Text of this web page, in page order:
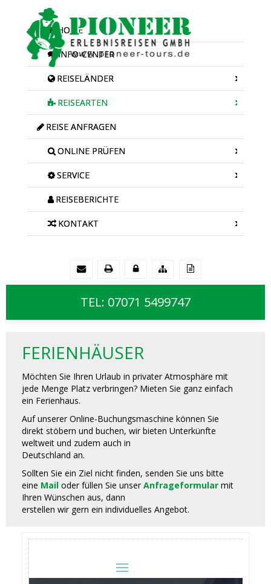
HOME
INFO-CENTER
REISELÄNDER
REISEARTEN
REISE ANFRAGEN
ONLINE PRÜFEN
SERVICE
REISEBERICHTE
KONTAKT
TEL: 07071 5499747
FERIENHÄUSER
Möchten Sie Ihren Urlaub in privater Atmosphäre mit
jede Menge Platz verbringen? Mieten Sie ganz einfach
ein Ferienhaus.
Auf unserer Online-Buchungsmaschine können Sie
direkt stöbern und buchen, wir bieten Unterkünfte
weltweit und zudem auch in
Deutschland an.
Sollten Sie ein Ziel nicht finden, senden Sie uns bitte
eine Mailoder füllen Sie unser Anfrageformularmit
Ihren Wünschen aus, dann
erstellen wir gern ein individuelles Angebot.